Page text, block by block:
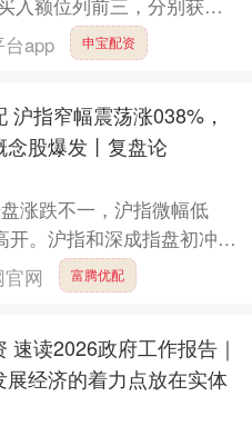
入额位列前三，分别获净
元、10.82亿....
app 申宝配资
沪指窄幅震荡涨038%，
念股爆发丨复盘论
涨跌不一，沪指微幅低
。沪指和深成指盘初冲高
，沪指收盘时小幅上涨，
网 富腾优配
速读2026政府工作报告｜
展经济的着力点放在实体